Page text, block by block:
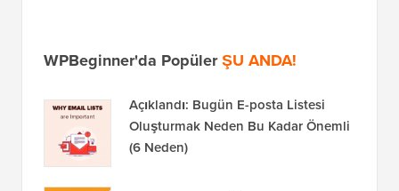
WPBeginner'da PopülerŞU ANDA!
Açıklandı: Bugün E-posta Listesi
Oluşturmak Neden Bu Kadar Önemli
(6 Neden)